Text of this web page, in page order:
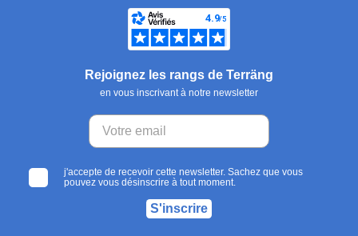
Rejoignez les rangs de Terräng
en vous inscrivant à notre newsletter
j'accepte de recevoir cette newsletter. Sachez que vous
pouvez vous désinscrire à tout moment.
S'inscrire